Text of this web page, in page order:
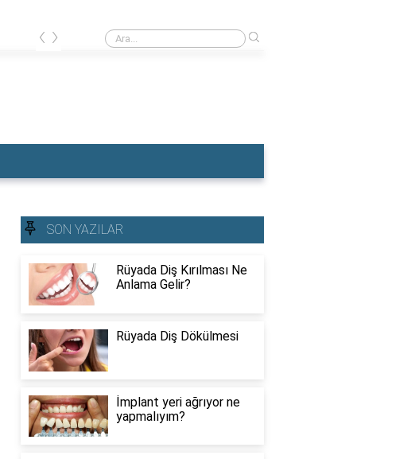
Rüyada Dolgu Dişin Kırılması
‹ ›
SON YAZILAR
Rüyada Diş Kırılması Ne
Anlama Gelir?
Rüyada Diş Dökülmesi
İmplant yeri ağrıyor ne
yapmalıyım?